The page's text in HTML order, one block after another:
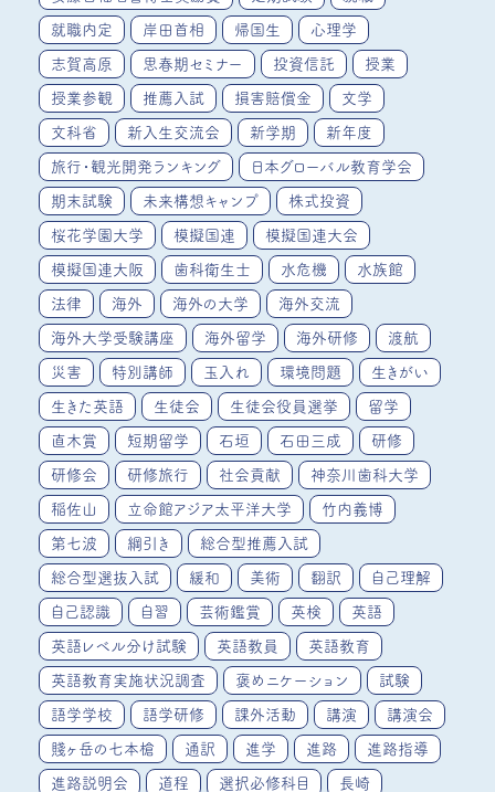
就職内定 岸田首相 帰国生 心理学
志賀高原 思春期セミナー 投資信託 授業
授業参観 推薦入試 損害賠償金 文学
文科省 新入生交流会 新学期 新年度
旅行・観光開発ランキング 日本グローバル教育学会
期末試験 未来構想キャンプ 株式投資
桜花学園大学 模擬国連 模擬国連大会
模擬国連大阪 歯科衛生士 水危機 水族館
法律 海外 海外の大学 海外交流
海外大学受験講座 海外留学 海外研修 渡航
災害 特別講師 玉入れ 環境問題 生きがい
生きた英語 生徒会 生徒会役員選挙 留学
直木賞 短期留学 石垣 石田三成 研修
研修会 研修旅行 社会貢献 神奈川歯科大学
稲佐山 立命館アジア太平洋大学 竹内義博
第七波 綱引き 総合型推薦入試
総合型選抜入試 緩和 美術 翻訳 自己理解
自己認識 自習 芸術鑑賞 英検 英語
英語レベル分け試験 英語教員 英語教育
英語教育実施状況調査 褒めニケーション 試験
語学学校 語学研修 課外活動 講演 講演会
賤ヶ岳の七本槍 通訳 進学 進路 進路指導
進路説明会 道程 選択必修科目 長崎